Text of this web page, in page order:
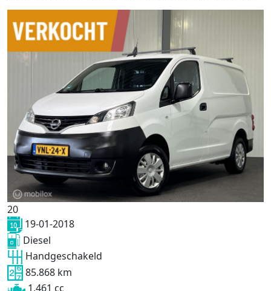
20
19-01-2018
Diesel
Handgeschakeld
85.868 km
1.461 cc